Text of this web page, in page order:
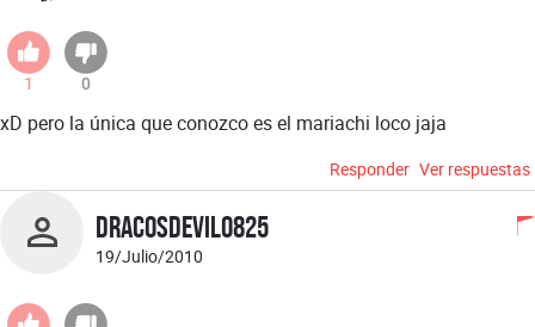
1 0
xD pero la única que conozco es el mariachi loco jaja
Responder Ver respuestas
dracosdevil0825
19/Julio/2010